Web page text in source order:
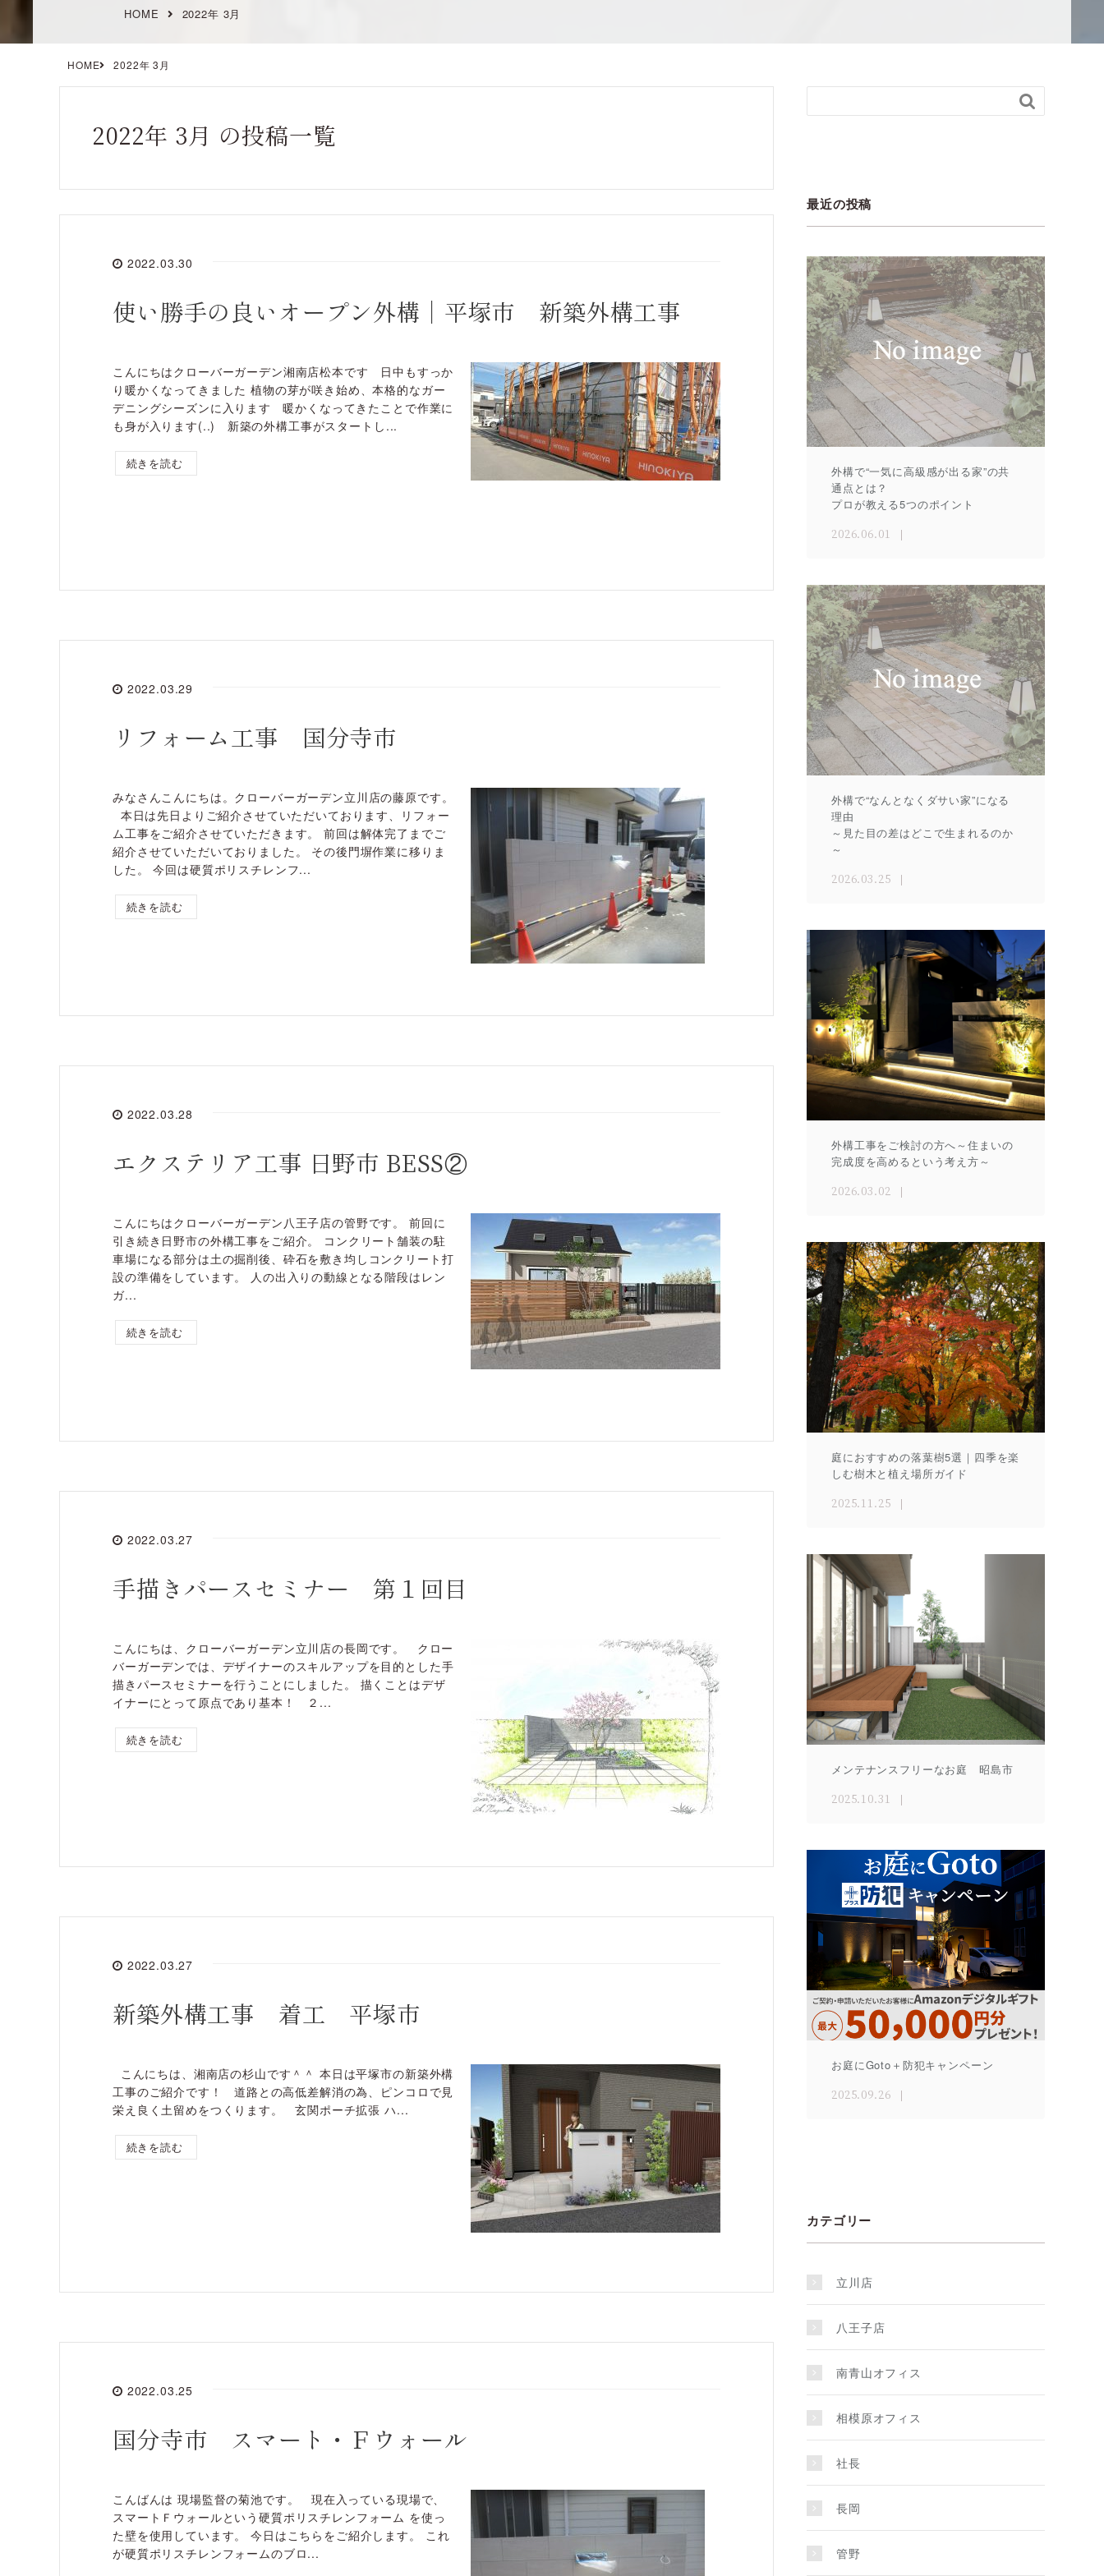
HOME 2022年 3月
HOME 2022年 3月
2022年 3月 の投稿一覧
2022.03.30
使い勝手の良いオープン外構｜平塚市 新築外構工事
こんにちはクローバーガーデン湘南店松本です 日中もすっか
り暖かくなってきました 植物の芽が咲き始め、本格的なガー
デニングシーズンに入ります 暖かくなってきたことで作業に
も身が入ります(..) 新築の外構工事がスタートし...
続きを読む
2022.03.29
リフォーム工事 国分寺市
みなさんこんにちは。クローバーガーデン立川店の藤原です。
本日は先日よりご紹介させていただいております、リフォー
ム工事をご紹介させていただきます。 前回は解体完了までご
紹介させていただいておりました。 その後門塀作業に移りま
した。 今回は硬質ポリスチレンフ...
続きを読む
2022.03.28
エクステリア工事 日野市 BESS②
こんにちはクローバーガーデン八王子店の管野です。 前回に
引き続き日野市の外構工事をご紹介。 コンクリート舗装の駐
車場になる部分は土の掘削後、砕石を敷き均しコンクリート打
設の準備をしています。 人の出入りの動線となる階段はレン
ガ...
続きを読む
2022.03.27
手描きパースセミナー 第１回目
こんにちは、クローバーガーデン立川店の長岡です。 クロー
バーガーデンでは、デザイナーのスキルアップを目的とした手
描きパースセミナーを行うことにしました。 描くことはデザ
イナーにとって原点であり基本！ ２...
続きを読む
2022.03.27
新築外構工事 着工 平塚市
こんにちは、湘南店の杉山です＾＾ 本日は平塚市の新築外構
工事のご紹介です！ 道路との高低差解消の為、ピンコロで見
栄え良く土留めをつくります。 玄関ポーチ拡張 ハ...
続きを読む
2022.03.25
国分寺市 スマート・Ｆウォール
こんばんは 現場監督の菊池です。 現在入っている現場で、
スマートＦウォールという硬質ポリスチレンフォーム を使っ
た壁を使用しています。 今日はこちらをご紹介します。 これ
が硬質ポリスチレンフォームのブロ...

最近の投稿
外構で“一気に高級感が出る家”の共
通点とは？
プロが教える5つのポイント
2026.06.01
外構で“なんとなくダサい家”になる
理由
～見た目の差はどこで生まれるのか
～
2026.03.25
外構工事をご検討の方へ～住まいの
完成度を高めるという考え方～
2026.03.02
庭におすすめの落葉樹5選｜四季を楽
しむ樹木と植え場所ガイド
2025.11.25
メンテナンスフリーなお庭 昭島市
2025.10.31
お庭にGoto＋防犯キャンペーン
2025.09.26
カテゴリー
立川店
八王子店
南青山オフィス
相模原オフィス
社長
長岡
管野